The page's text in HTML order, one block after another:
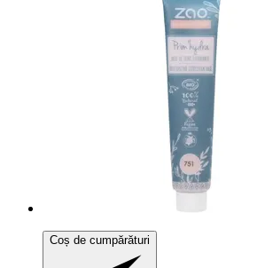
Coș de cumpărături